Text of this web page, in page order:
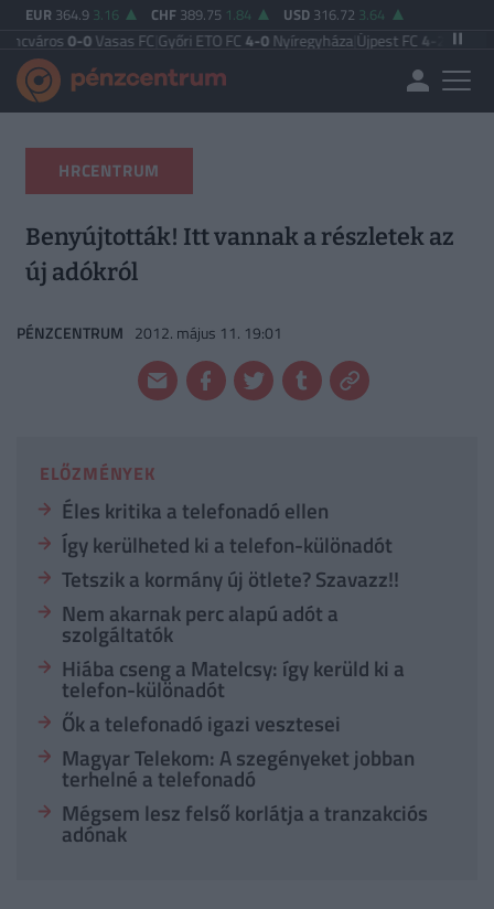
EUR 364.9 3.16 CHF 389.75 1.84 USD 316.72 3.64
0-0Vasas FC|Győri ETO FC4-0Nyíregyháza|Újpest FC4-2Debreceni VSC
HRCENTRUM
Benyújtották! Itt vannak a részletek az
új adókról
PÉNZCENTRUM 2012. május 11. 19:01
ELŐZMÉNYEK
Éles kritika a telefonadó ellen
Így kerülheted ki a telefon-különadót
Tetszik a kormány új ötlete? Szavazz!!
Nem akarnak perc alapú adót a
szolgáltatók
Hiába cseng a Matelcsy: így kerüld ki a
telefon-különadót
Ők a telefonadó igazi vesztesei
Magyar Telekom: A szegényeket jobban
terhelné a telefonadó
Mégsem lesz felső korlátja a tranzakciós
adónak